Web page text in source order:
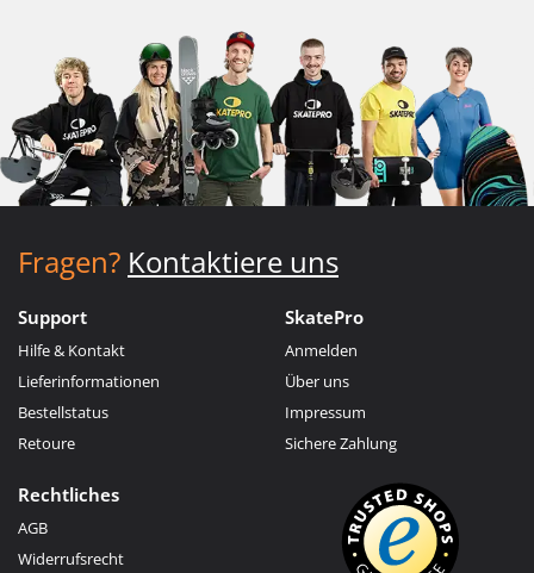
Fragen? Kontaktiere uns
Support
Hilfe & Kontakt
Lieferinformationen
Bestellstatus
Retoure
SkatePro
Anmelden
Über uns
Impressum
Sichere Zahlung
Rechtliches
AGB
Widerrufsrecht